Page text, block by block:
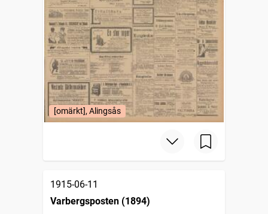
[omärkt], Alingsås
1915-06-11
Varbergsposten (1894)